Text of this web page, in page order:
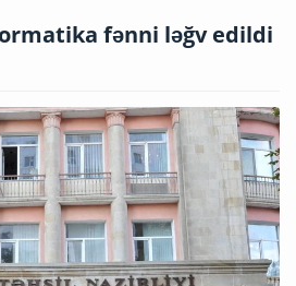
fənni ləğv edildi